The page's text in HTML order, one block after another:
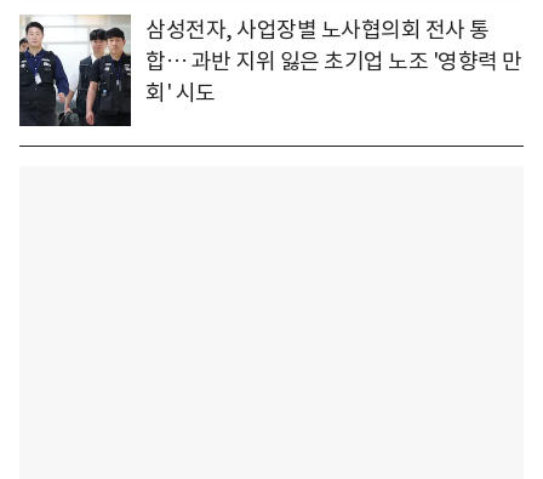
삼성전자, 사업장별 노사협의회 전사 통
합… 과반 지위 잃은 초기업 노조 '영향력 만
회' 시도